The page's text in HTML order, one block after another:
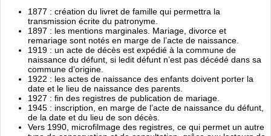
1877 : création du livret de famille qui permettra la
transmission écrite du patronyme.
1897 : les mentions marginales. Mariage, divorce et
remariage sont notés en marge de l’acte de naissance.
1919 : un acte de décès est expédié à la commune de
naissance du défunt, si ledit défunt n’est pas décédé dans sa
commune d’origine.
1922 : les actes de naissance des enfants doivent porter la
date et le lieu de naissance des parents.
1927 : fin des registres de publication de mariage.
1945 : inscription, en marge de l’acte de naissance du défunt,
de la date et du lieu de son décès.
Vers 1990, microfilmage des registres, ce qui permet un autre